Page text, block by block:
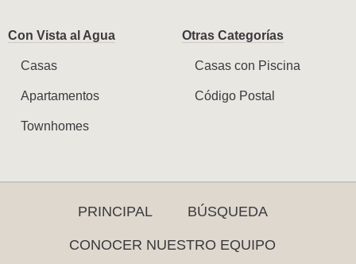
Con Vista al Agua
Casas
Apartamentos
Townhomes
Otras Categorías
Casas con Piscina
Código Postal
PRINCIPAL BÚSQUEDA
CONOCER NUESTRO EQUIPO